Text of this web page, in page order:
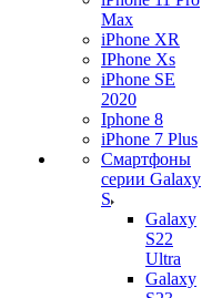
Max
iPhone XR
IPhone Xs
iPhone SE
2020
Iphone 8
iPhone 7 Plus
Смартфоны
серии Galaxy
S
Galaxy
S22
Ultra
Galaxy